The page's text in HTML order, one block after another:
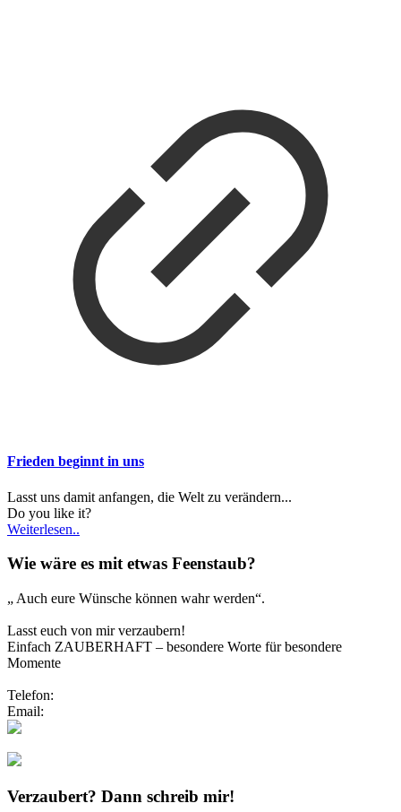
Frieden beginnt in uns
Lasst uns damit anfangen, die Welt zu verändern...
Do you like it?
Weiterlesen..
Wie wäre es mit etwas Feenstaub?
„ Auch eure Wünsche können wahr werden“.
Lasst euch von mir verzaubern!
Einfach ZAUBERHAFT – besondere Worte für besondere
Momente
Telefon:
Email:
Verzaubert? Dann schreib mir!